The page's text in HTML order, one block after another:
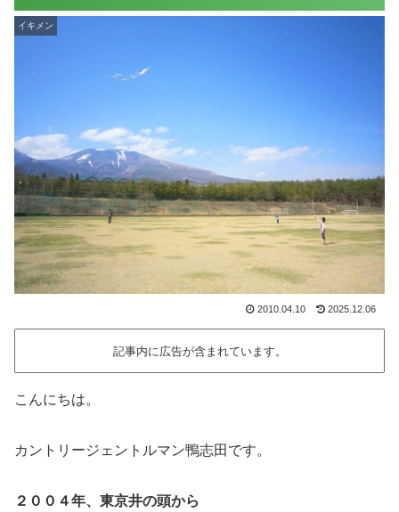
イキメン
2010.04.10 2025.12.06
記事内に広告が含まれています。
こんにちは。
カントリージェントルマン鴨志田です。
２００４年、東京井の頭から